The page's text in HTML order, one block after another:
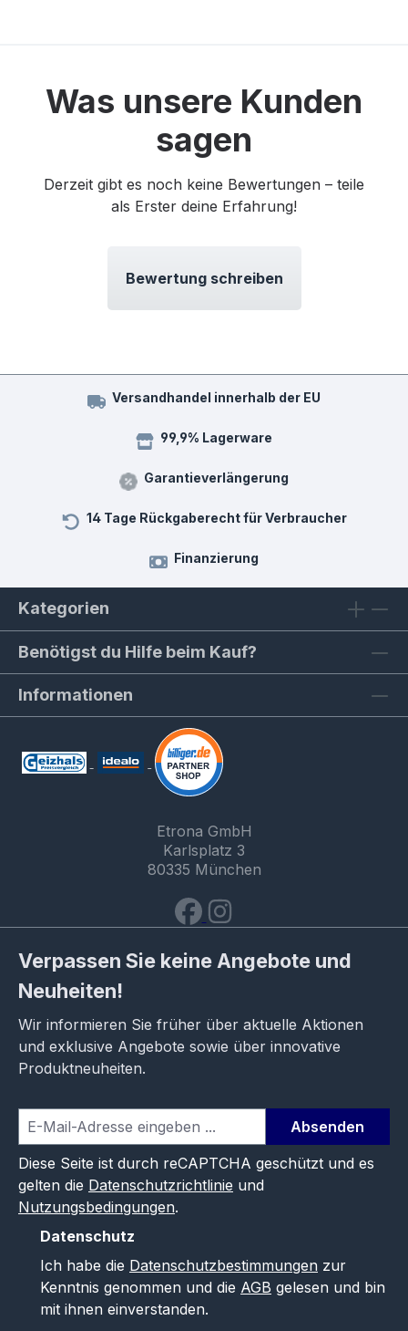
Was unsere Kunden
sagen
Derzeit gibt es noch keine Bewertungen – teile
als Erster deine Erfahrung!
Bewertung schreiben
Versandhandel innerhalb der EU
99,9% Lagerware
Garantieverlängerung
14 Tage Rückgaberecht für Verbraucher
Finanzierung
Kategorien
Benötigst du Hilfe beim Kauf?
Informationen
Etrona GmbH
Karlsplatz 3
80335 München
Verpassen Sie keine Angebote und
Neuheiten!
Wir informieren Sie früher über aktuelle Aktionen
und exklusive Angebote sowie über innovative
Produktneuheiten.
Absenden
Diese Seite ist durch reCAPTCHA geschützt und es
gelten die Datenschutzrichtlinie und
Nutzungsbedingungen.
Datenschutz
Ich habe die Datenschutzbestimmungen zur
Kenntnis genommen und die AGB gelesen und bin
mit ihnen einverstanden.